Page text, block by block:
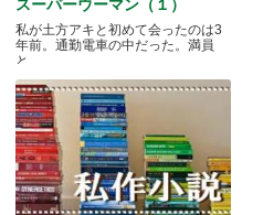
スーパーウーマン（１）
私が土方アキと初めて会ったのは3
年前。通勤電車の中だった。満員
と.....